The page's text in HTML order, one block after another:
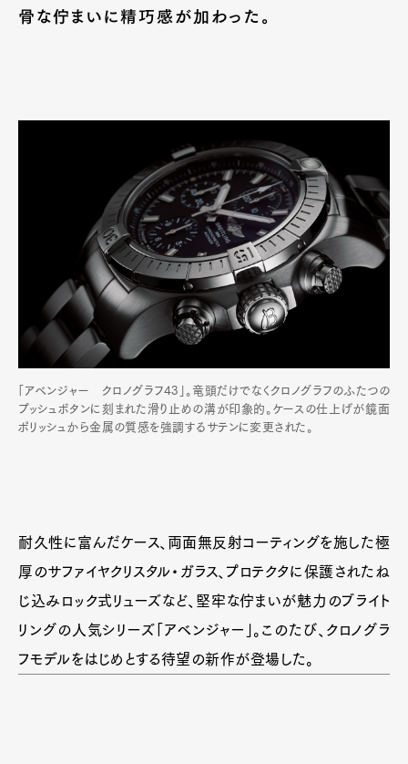
骨な佇まいに精巧感が加わった。
「アベンジャー クロノグラフ43」。竜頭だけでなくクロノグラフのふたつの
プッシュボタンに刻まれた滑り止めの溝が印象的。ケースの仕上げが鏡面
ポリッシュから金属の質感を強調するサテンに変更された。
耐久性に富んだケース、両面無反射コーティングを施した極
厚のサファイヤクリスタル・ガラス、プロテクタに保護されたね
じ込みロック式リューズなど、堅牢な佇まいが魅力のブライト
リングの人気シリーズ「アベンジャー」。このたび、クロノグラ
フモデルをはじめとする待望の新作が登場した。